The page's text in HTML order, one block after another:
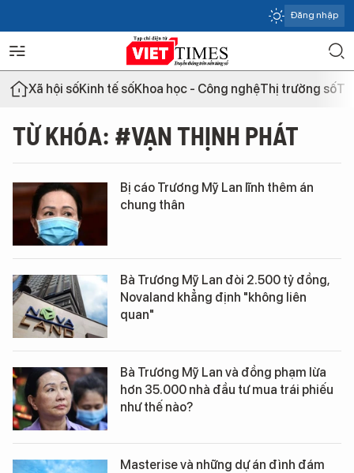
Đăng nhập
Xã hội sốKinh tế sốKhoa học - Công nghệThị trường số
TỪ KHÓA: #VẠN THỊNH PHÁT
Bị cáo Trương Mỹ Lan lĩnh thêm án
chung thân
Bà Trương Mỹ Lan đòi 2.500 tỷ đồng,
Novaland khẳng định "không liên
quan"
Bà Trương Mỹ Lan và đồng phạm lừa
hơn 35.000 nhà đầu tư mua trái phiếu
như thế nào?
Masterise và những dự án đình đám